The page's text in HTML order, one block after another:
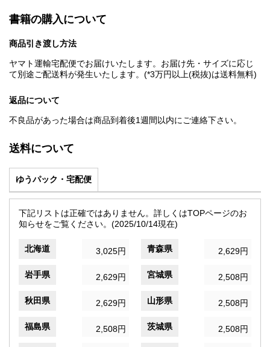
書籍の購入について
商品引き渡し方法
ヤマト運輸宅配便でお届けいたします。お届け先・サイズに応じ
て別途ご配送料が発生いたします。(*3万円以上(税抜)は送料無料)
返品について
不良品があった場合は商品到着後1週間以内にご連絡下さい。
送料について
ゆうパック・宅配便
下記リストは正確ではありません。詳しくはTOPページのお
知らせをご覧ください。(2025/10/14現在)
北海道 3,025円 青森県 2,629円
岩手県 2,629円 宮城県 2,508円
秋田県 2,629円 山形県 2,508円
福島県 2,508円 茨城県 2,508円